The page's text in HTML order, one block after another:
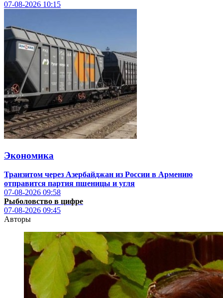
07-08-2026 10:15
Экономика
Транзитом через Азербайджан из России в Армению
отправится партия пшеницы и угля
07-08-2026 09:58
Рыболовство в цифре
07-08-2026 09:45
Авторы